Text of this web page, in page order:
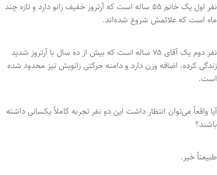
نفر اول یک خانم ۵۵ ساله است که آرتروز خفیف زانو دارد و تازه چند
ماه است که علائمش شروع شده‌اند.
نفر دوم یک آقای ۷۵ ساله است که بیش از ده سال با آرتروز شدید
زندگی کرده، اضافه وزن دارد و دامنه حرکتی زانویش نیز محدود شده
است.
آیا واقعاً می‌توان انتظار داشت این دو نفر تجربه کاملاً یکسانی داشته
باشند؟
طبیعتاً خیر.